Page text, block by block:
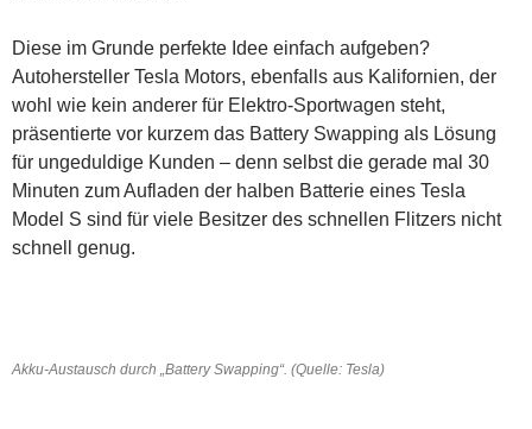
Diese im Grunde perfekte Idee einfach aufgeben?
Autohersteller Tesla Motors, ebenfalls aus Kalifornien, der
wohl wie kein anderer für Elektro-Sportwagen steht,
präsentierte vor kurzem das Battery Swapping als Lösung
für ungeduldige Kunden – denn selbst die gerade mal 30
Minuten zum Aufladen der halben Batterie eines Tesla
Model S sind für viele Besitzer des schnellen Flitzers nicht
schnell genug.
Akku-Austausch durch „Battery Swapping“. (Quelle: Tesla)